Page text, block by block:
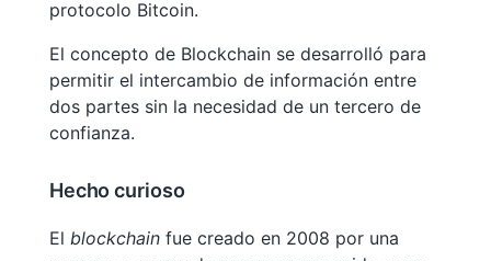
protocolo Bitcoin.
El concepto de Blockchain se desarrolló para
permitir el intercambio de información entre
dos partes sin la necesidad de un tercero de
confianza.
Hecho curioso
El blockchainfue creado en 2008 por una